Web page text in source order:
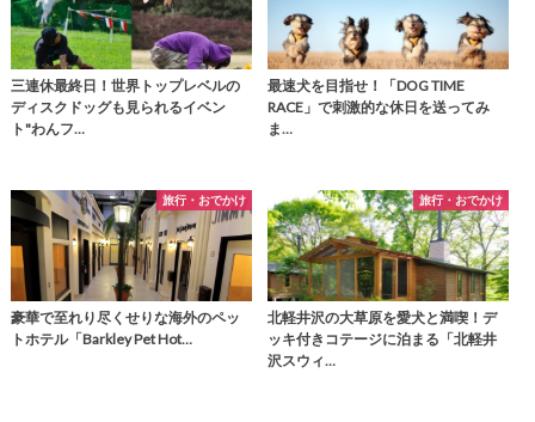
三連休最終日！世界トップレベルの
ディスクドッグも見られるイベン
ト"わんフ…
最速犬を目指せ！「DOG TIME
RACE」で刺激的な休日を送ってみ
ま…
旅行・おでかけ
豪華で至れり尽くせりな海外のペッ
トホテル「Barkley Pet Hot…
旅行・おでかけ
北軽井沢の大草原を愛犬と満喫！デ
ッキ付きコテージに泊まる「北軽井
沢スウィ…